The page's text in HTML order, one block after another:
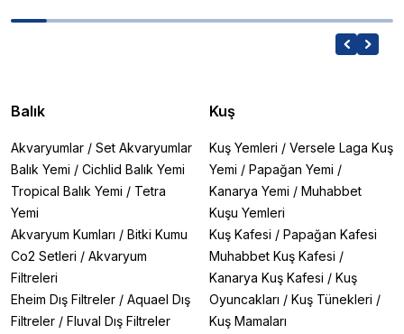
Balık
Akvaryumlar / Set Akvaryumlar
Balık Yemi / Cichlid Balık Yemi
Tropical Balık Yemi / Tetra
Yemi
Akvaryum Kumları / Bitki Kumu
Co2 Setleri / Akvaryum
Filtreleri
Eheim Dış Filtreler / Aquael Dış
Filtreler / Fluval Dış Filtreler
Kuş
Kuş Yemleri / Versele Laga Kuş
Yemi / Papağan Yemi /
Kanarya Yemi / Muhabbet
Kuşu Yemleri
Kuş Kafesi / Papağan Kafesi
Muhabbet Kuş Kafesi /
Kanarya Kuş Kafesi / Kuş
Oyuncakları / Kuş Tünekleri /
Kuş Mamaları